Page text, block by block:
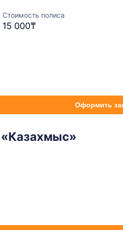
Стоимость полиса
15 000₸
Оформить